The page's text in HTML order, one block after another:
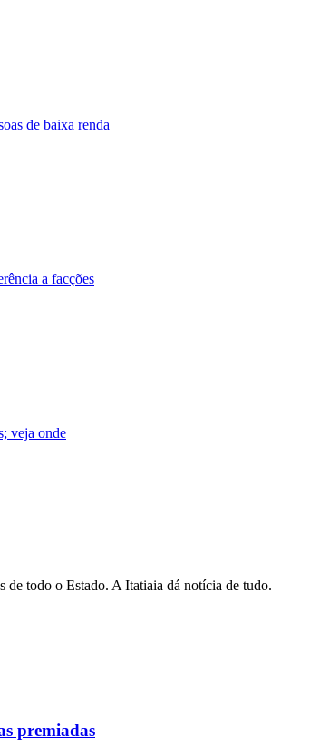
de baixa renda
a facções
veja onde
todo o Estado. A Itatiaia dá notícia de tudo.
premiadas